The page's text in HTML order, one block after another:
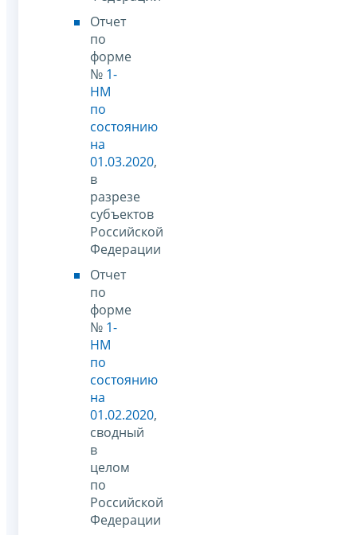
Отчет
по
форме
№ 1-
НМ
по
состоянию
на
01.03.2020,
в
разрезе
субъектов
Российской
Федерации
Отчет
по
форме
№ 1-
НМ
по
состоянию
на
01.02.2020,
сводный
в
целом
по
Российской
Федерации